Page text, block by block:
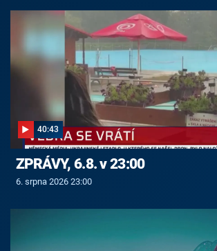
40:43
ZPRÁVY, 6.8. v 23:00
6. srpna 2026 23:00